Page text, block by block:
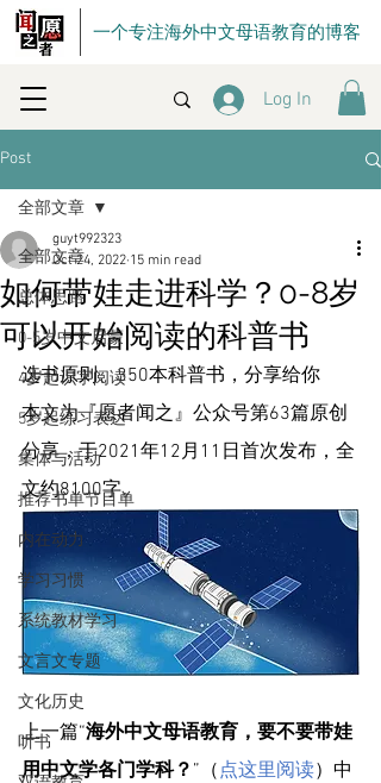
一个专注海外中文母语教育的博客
Log In
Post
全部文章
总体思路
0-5岁中文启蒙
4岁起识字阅读
5岁起练习表达
集体与活动
推荐书单节目单
内在动力
学习习惯
系统教材学习
文言文专题
文化历史
听书
全部文章
如何带娃走进科学？0-8岁
可以开始阅读的科普书
guyt992323
Oct 24, 2022 15 min read
选书原则、350本科普书，分享给你
本文为『愿者闻之』公众号第63篇原创
分享，于2021年12月11日首次发布，全
文约8100字。
上一篇“海外中文母语教育，要不要带娃
用中文学各门学科？ ”（点这里阅读）中